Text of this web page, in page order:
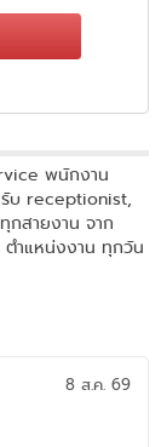
พนักงาน
บ receptionist,
สายงาน จาก
ตำแหน่งงาน ทุกวัน
8 ส.ค. 69